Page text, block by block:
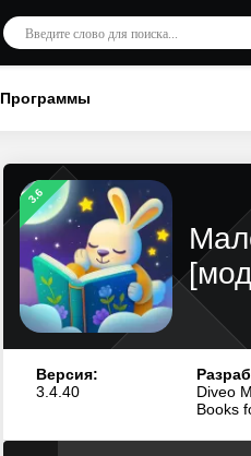
Программы
3.6
Версия:
3.4.40
Diveo
Books